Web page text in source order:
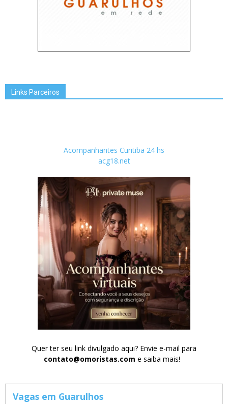
Links Parceiros
Acompanhantes Curitiba 24 hs
acg18.net
Quer ter seu link divulgado aqui? Envie e-mail para
contato@omoristas.com e saiba mais!
Vagas em Guarulhos